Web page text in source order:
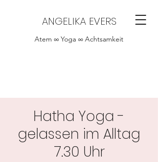
ANGELIKA EVERS
Atem ∞ Yoga ∞ Achtsamkeit
Hatha Yoga -
gelassen im Alltag
7.30 Uhr